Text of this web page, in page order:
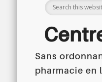
Centre régional du Libre
Sans
pharmacie en